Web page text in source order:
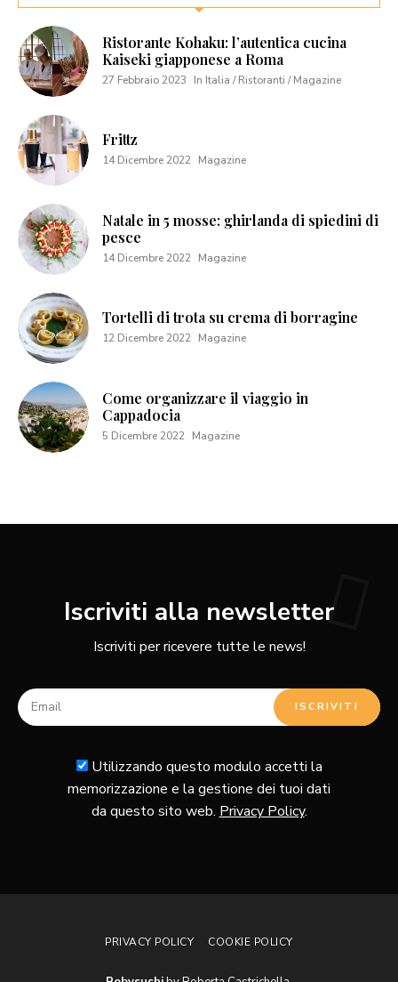
Ristorante Kohaku: l’autentica cucina
Kaiseki giapponese a Roma
27 Febbraio 2023 In Italia / Ristoranti / Magazine
Frittz
14 Dicembre 2022 Magazine
Natale in 5 mosse: ghirlanda di spiedini di
pesce
14 Dicembre 2022 Magazine
Tortelli di trota su crema di borragine
12 Dicembre 2022 Magazine
Come organizzare il viaggio in
Cappadocia
5 Dicembre 2022 Magazine
Iscriviti alla newsletter
Iscriviti per ricevere tutte le news!
Utilizzando questo modulo accetti la
memorizzazione e la gestione dei tuoi dati
da questo sito web. Privacy Policy.
PRIVACY POLICY COOKIE POLICY